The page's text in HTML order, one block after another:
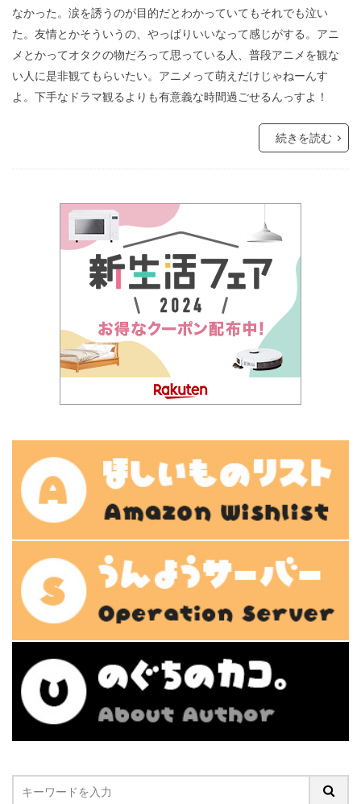
なかった。涙を誘うのが目的だとわかっていてもそれでも泣い
た。友情とかそういうの、やっぱりいいなって感じがする。アニ
メとかってオタクの物だろって思っている人、普段アニメを観な
い人に是非観てもらいたい。アニメって萌えだけじゃねーんす
よ。下手なドラマ観るよりも有意義な時間過ごせるんっすよ！
続きを読む